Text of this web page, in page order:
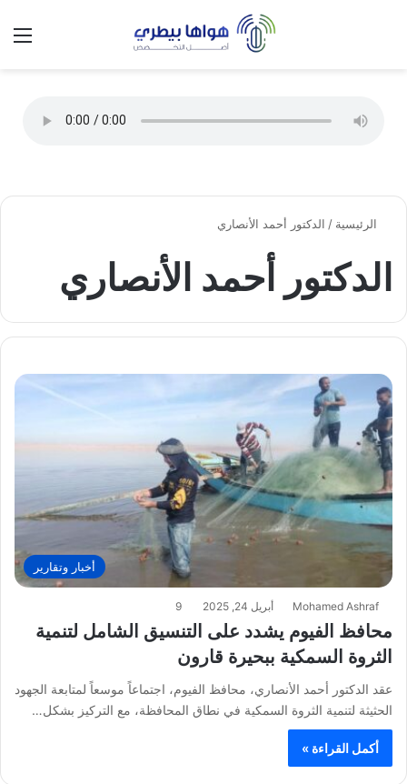
الوضع
الرئيسية / الدكتور أحمد الأنصاري
الدكتور أحمد الأنصاري
أخبار وتقارير
Mohamed Ashraf أبريل 24, 2025 9
محافظ الفيوم يشدد على التنسيق الشامل لتنمية
الثروة السمكية ببحيرة قارون
عقد الدكتور أحمد الأنصاري، محافظ الفيوم، اجتماعاً موسعاً لمتابعة الجهود
الحثيثة لتنمية الثروة السمكية في نطاق المحافظة، مع التركيز بشكل…
أكمل القراءة »